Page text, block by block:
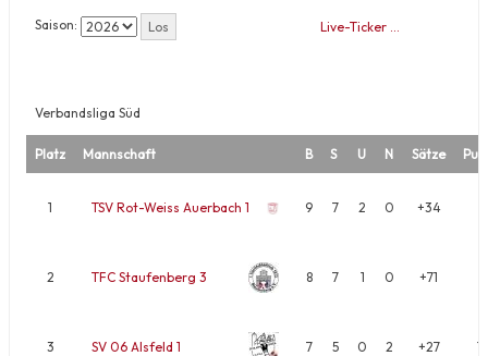
Saison: Live-Ticker …
Verbandsliga Süd
Platz Mannschaft B S U N Sätze
1 TSV Rot-Weiss Auerbach 1 9 7 2 0 +34
2 TFC Staufenberg 3 8 7 1 0 +71
3 SV 06 Alsfeld 1 7 5 0 2 +27